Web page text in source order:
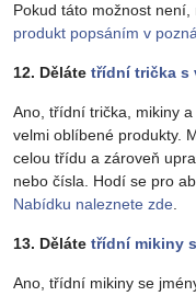
Pokud táto možnost není,
produkt popsáním v
12. Děláte třídní trička s
Ano, třídní trička, mikiny
velmi oblíbené produkty.
celou třídu a zároveň
nebo čísla. Hodí se pro
Nabídku naleznete zde
13. Děláte třídní mikiny
Ano, třídní mikiny se